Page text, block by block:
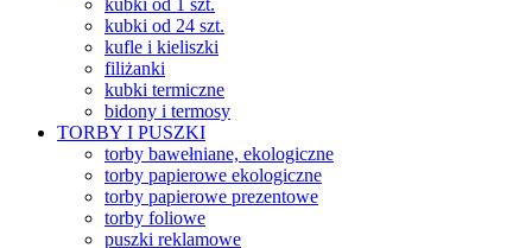
kubki od 1 szt.
kubki od 24 szt.
kufle i kieliszki
filiżanki
kubki termiczne
bidony i termosy
TORBY I PUSZKI
torby bawełniane, ekologiczne
torby papierowe ekologiczne
torby papierowe prezentowe
torby foliowe
puszki reklamowe